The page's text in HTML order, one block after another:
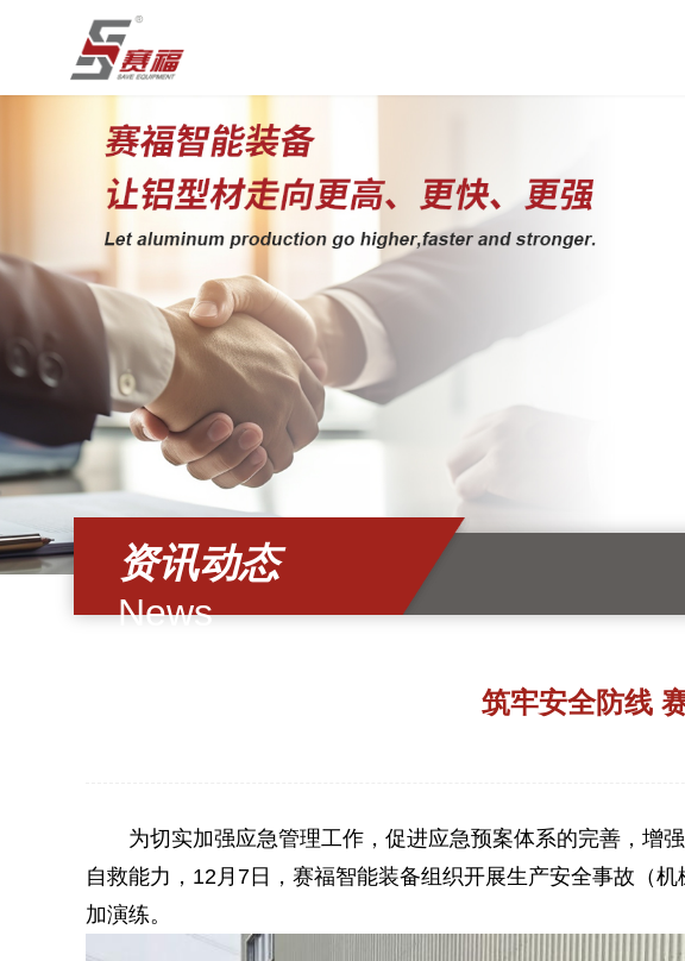
资讯动态
News
筑牢安全防线
为切实加强应急管理工作，促进应急预案体系的完善，增
自救能力， 12 月 7日， 赛福智能装备组织开展生产安全事故 （
加演练。